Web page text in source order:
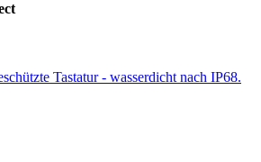
Tastatur - wasserdicht nach IP68.